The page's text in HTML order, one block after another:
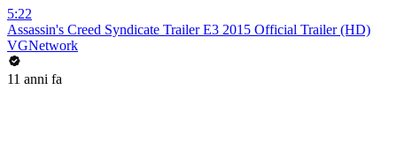
5:22
Assassin's Creed Syndicate Trailer E3 2015 Official Trailer (HD)
VGNetwork
11 anni fa